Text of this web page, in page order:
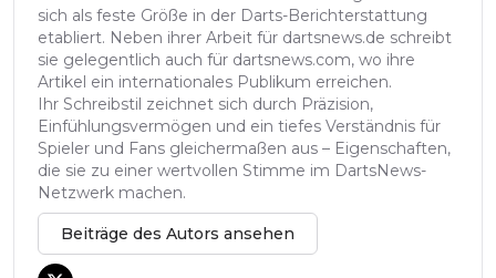
sich als feste Größe in der Darts-Berichterstattung
etabliert. Neben ihrer Arbeit für dartsnews.de schreibt
sie gelegentlich auch für dartsnews.com, wo ihre
Artikel ein internationales Publikum erreichen.
Ihr Schreibstil zeichnet sich durch Präzision,
Einfühlungsvermögen und ein tiefes Verständnis für
Spieler und Fans gleichermaßen aus – Eigenschaften,
die sie zu einer wertvollen Stimme im DartsNews-
Netzwerk machen.
Beiträge des Autors ansehen